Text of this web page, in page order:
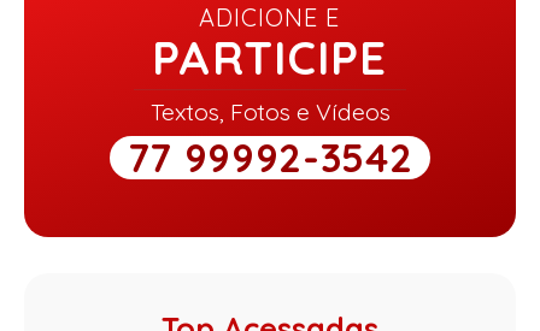
ADICIONE E
PARTICIPE
Textos, Fotos e Vídeos
77 99992-3542